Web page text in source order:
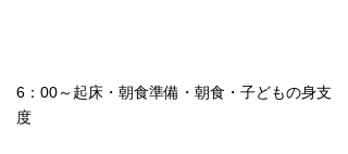
6：00～起床・朝食準備・朝食・子どもの身支
度